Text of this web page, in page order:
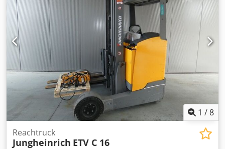
1 /8
Reachtruck
Jungheinrich ETV C 16